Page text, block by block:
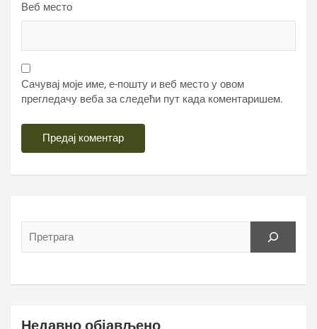
Веб место
Сачувај моје име, е-пошту и веб место у овом
прегледачу веба за следећи пут када коментаришем.
Недавно објављено